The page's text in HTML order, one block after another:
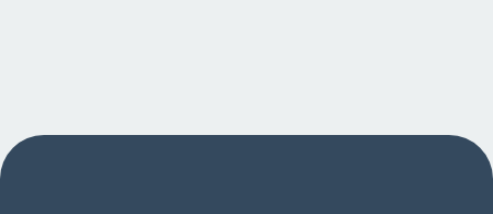
giriş